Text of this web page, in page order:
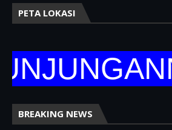
PETA LOKASI
BREAKING NEWS